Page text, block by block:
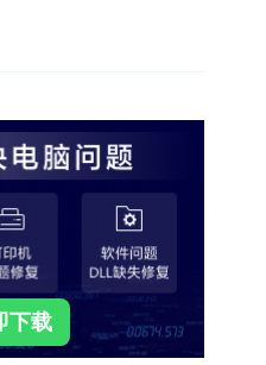
下载